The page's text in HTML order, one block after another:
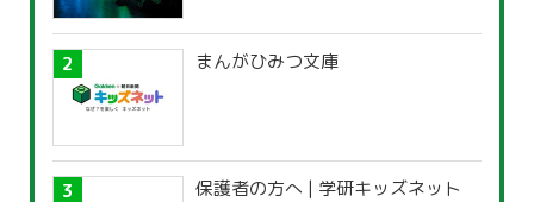
まんがひみつ文庫
保護者の方へ | 学研キッズネット